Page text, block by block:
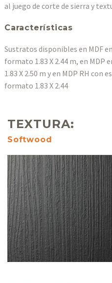
al juego de corte de sierra y
Características
Sustratos disponibles en MDF
formato 1.83 X 2.44 m, en MDP
1.83 X 2.50 m y en MDP RH con
formato 1.83 X 2.44
TEXTURA:
Softwood